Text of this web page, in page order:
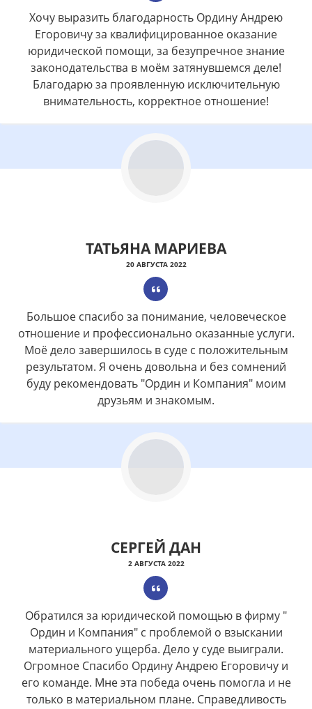
Хочу выразить благодарность Ордину Андрею
Егоровичу за квалифицированное оказание
юридической помощи, за безупречное знание
законодательства в моём затянувшемся деле!
Благодарю за проявленную исключительную
внимательность, корректное отношение!
ТАТЬЯНА МАРИЕВА
20 АВГУСТА 2022
Большое спасибо за понимание, человеческое
отношение и профессионально оказанные услуги.
Моё дело завершилось в суде с положительным
результатом. Я очень довольна и без сомнений
буду рекомендовать "Ордин и Компания" моим
друзьям и знакомым.
СЕРГЕЙ ДАН
2 АВГУСТА 2022
Обратился за юридической помощью в фирму "
Ордин и Компания" с проблемой о взыскании
материального ущерба. Дело у суде выиграли.
Огромное Спасибо Ордину Андрею Егоровичу и
его команде. Мне эта победа очень помогла и не
только в материальном плане. Справедливость